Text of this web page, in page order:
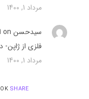
مرداد 1, 1400
سیدحسن on
فلزی از
مرداد 1, 1400
SHARE